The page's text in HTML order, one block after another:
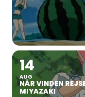
14
AUG
NÅR VINDEN
MIYAZAKI